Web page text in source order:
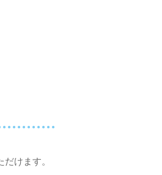
けます。